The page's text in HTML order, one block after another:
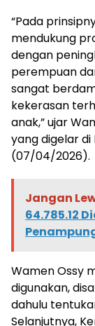
“Pada
mendukung
dengan
perempuan
sangat
kekerasan
anak,” ujar
yang digelar di
(07/04/2026).
Jangan
64.785.12
Wamen Ossy
digunakan,
dahulu
Selanjutnya,